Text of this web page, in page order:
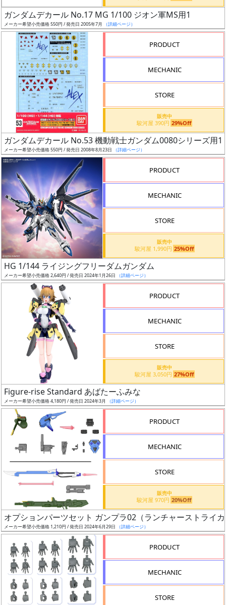
日
発
売
Web
プッ
シュ
ギ
ャ
ラ
リ
ー
あ
り
価
格
改
定
予
割
引
路
ガンダムデカール No.17 MG 1/100 ジオン軍MS用1
メーカー希望小売価格 550円 / 発売日 2005年7月 （詳細ページ）
PRODUCT
MECHANIC
STORE
販売中
駿河屋 390円 29%Off
ガンダムデカール No.53 機動戦士ガンダム0080シリーズ用1
メーカー希望小売価格 550円 / 発売日 2008年8月23日 （詳細ページ）
PRODUCT
MECHANIC
STORE
販売中
駿河屋 1,990円 25%Off
HG 1/144 ライジングフリーダムガンダム
メーカー希望小売価格 2,640円 / 発売日 2024年1月26日 （詳細ページ）
PRODUCT
MECHANIC
STORE
販売中
駿河屋 3,050円 27%Off
Figure-rise Standard あばたーふみな
メーカー希望小売価格 4,180円 / 発売日 2024年3月 （詳細ページ）
PRODUCT
MECHANIC
STORE
販売中
駿河屋 970円 20%Off
オプションパーツセット ガンプラ02（ランチャーストライ
メーカー希望小売価格 1,210円 / 発売日 2024年6月29日 （詳細ページ）
PRODUCT
MECHANIC
STORE